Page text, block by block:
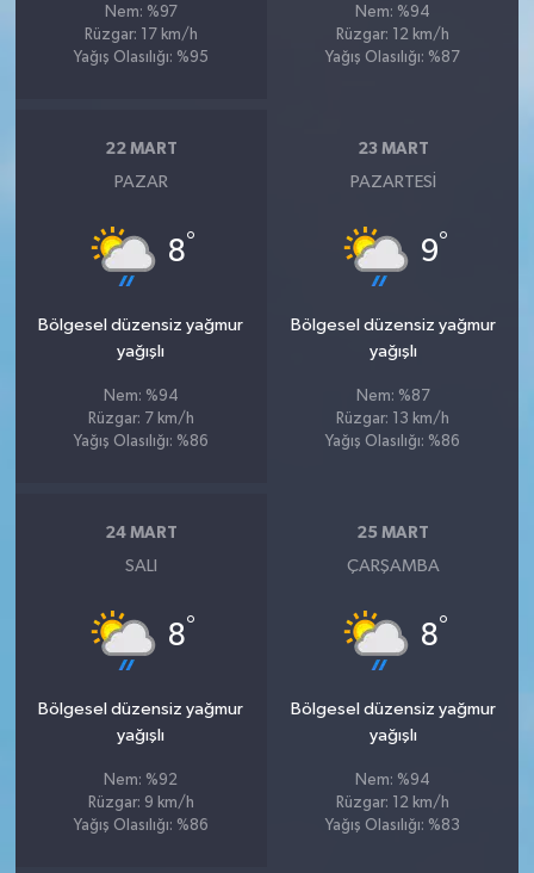
Nem: %97
Rüzgar: 17 km/h
Yağış Olasılığı: %95
Nem: %94
Rüzgar: 12 km/h
Yağış Olasılığı: %87
22 MART
PAZAR
8°
Bölgesel düzensiz yağmur
yağışlı
Nem: %94
Rüzgar: 7 km/h
Yağış Olasılığı: %86
23 MART
PAZARTESI
9°
Bölgesel düzensiz yağmur
yağışlı
Nem: %87
Rüzgar: 13 km/h
Yağış Olasılığı: %86
24 MART
SALI
8°
Bölgesel düzensiz yağmur
yağışlı
Nem: %92
Rüzgar: 9 km/h
Yağış Olasılığı: %86
25 MART
ÇARŞAMBA
8°
Bölgesel düzensiz yağmur
yağışlı
Nem: %94
Rüzgar: 12 km/h
Yağış Olasılığı: %83